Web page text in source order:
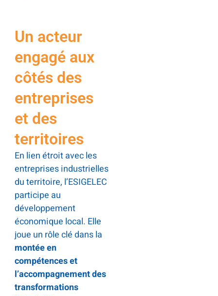
Un acteur
engagé aux
côtés des
entreprises
et des
territoires
En lien étroit avec les
entreprises industrielles
du territoire, l’ESIGELEC
participe au
développement
économique local. Elle
joue un rôle clé dans la
montée en
compétences et
l’accompagnement des
transformations